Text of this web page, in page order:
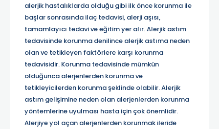
alerjik hastalıklarda olduğu gibi ilk önce korunma ile
başlar sonrasında ilaç tedavisi, alerji aşısı,
tamamlayıcı tedavi ve eğitim yer alır. Alerjik astım
tedavisinde korunma denilince alerjik astıma neden
olan ve tetikleyen faktörlere karşı korunma
tedavisidir. Korunma tedavisinde mümkün
olduğunca alerjenlerden korunma ve
tetikleyicilerden korunma şeklinde olabilir. Alerjik
astım gelişimine neden olan alerjenlerden korunma
yöntemlerine uyulması hasta için çok önemlidir.
Alerjiye yol açan alerjenlerden korunmak ileride